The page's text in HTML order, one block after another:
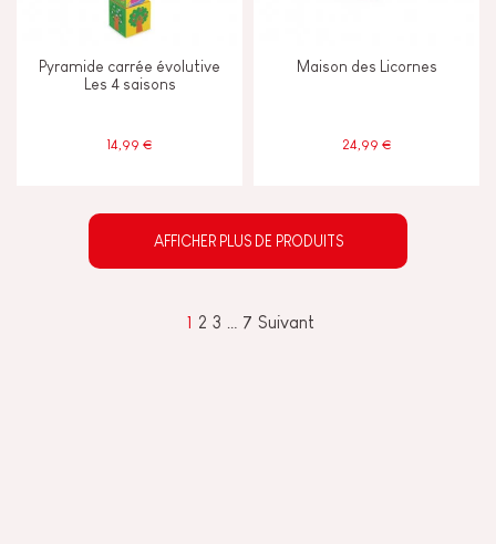
Pyramide carrée évolutive
Les 4 saisons
14,99 €
Maison des Licornes
24,99 €
AFFICHER PLUS DE PRODUITS
1 2 3 7 Suivant